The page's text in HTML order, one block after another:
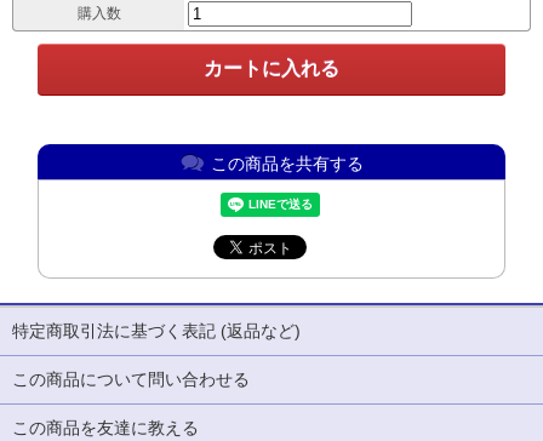
購入数
この商品を共有する
特定商取引法に基づく表記 (返品など)
この商品について問い合わせる
この商品を友達に教える